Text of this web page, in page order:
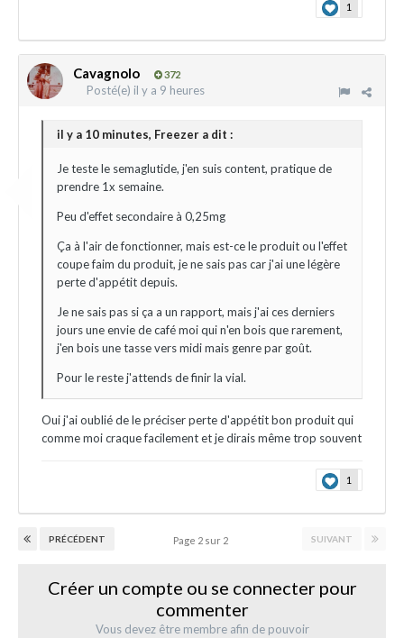
1
Cavagnolo 372
Posté(e) il y a 9 heures
il y a 10 minutes, Freezer a dit :
Je teste le semaglutide, j'en suis content, pratique de
prendre 1x semaine.
Peu d'effet secondaire à 0,25mg
Ça à l'air de fonctionner, mais est-ce le produit ou l'effet
coupe faim du produit, je ne sais pas car j'ai une légère
perte d'appétit depuis.
Je ne sais pas si ça a un rapport, mais j'ai ces derniers
jours une envie de café moi qui n'en bois que rarement,
j'en bois une tasse vers midi mais genre par goût.
Pour le reste j'attends de finir la vial.
Oui j'ai oublié de le préciser perte d'appétit bon produit qui
comme moi craque facilement et je dirais même trop souvent
1
PRÉCÉDENT SUIVANT
Page 2 sur 2
Créer un compte ou se connecter pour
commenter
Vous devez être membre afin de pouvoir